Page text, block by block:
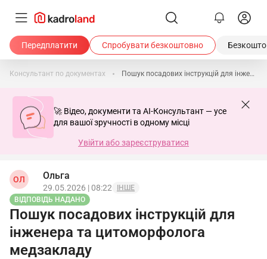
Передплатити Спробувати безкоштовно
Консультант по документах Пошук посадових інструкцій для інженера та цитоморфолога медзакладу
🚀 Відео, документи та AI-Консультант — усе
для вашої зручності в одному місці
Увійти або зареєструватися
ОЛ Ольга
29.05.2026 | 08:22
ІНШЕ
ВІДПОВІДЬ НАДАНО
Пошук посадових інструкцій для
інженера та цитоморфолога
медзакладу